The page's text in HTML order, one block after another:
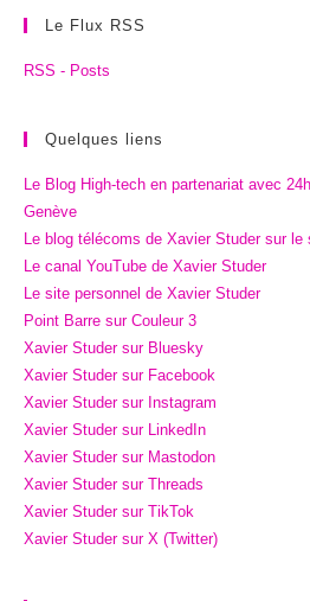
Le Flux RSS
RSS - Posts
Quelques liens
Le Blog High-tech en partenariat avec
Genève
Le blog télécoms de Xavier Studer sur le
Le canal YouTube de Xavier Studer
Le site personnel de Xavier Studer
Point Barre sur Couleur 3
Xavier Studer sur Bluesky
Xavier Studer sur Facebook
Xavier Studer sur Instagram
Xavier Studer sur LinkedIn
Xavier Studer sur Mastodon
Xavier Studer sur Threads
Xavier Studer sur TikTok
Xavier Studer sur X (Twitter)